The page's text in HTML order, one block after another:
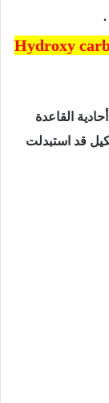
.
Hydroxy
القاعدة
قد استبدلت